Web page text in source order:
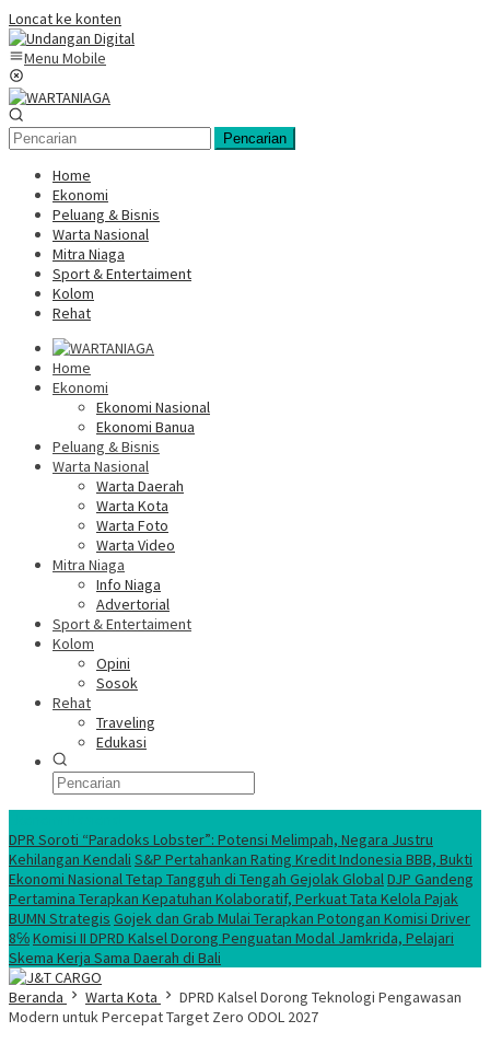
Loncat ke konten
Menu Mobile
Pencarian
Home
Ekonomi
Peluang & Bisnis
Warta Nasional
Mitra Niaga
Sport & Entertaiment
Kolom
Rehat
Home
Ekonomi
Ekonomi Nasional
Ekonomi Banua
Peluang & Bisnis
Warta Nasional
Warta Daerah
Warta Kota
Warta Foto
Warta Video
Mitra Niaga
Info Niaga
Advertorial
Sport & Entertaiment
Kolom
Opini
Sosok
Rehat
Traveling
Edukasi
DPR Soroti “Paradoks Lobster”: Potensi Melimpah, Negara Justru
Kehilangan Kendali S&P Pertahankan Rating Kredit Indonesia BBB, Bukti
Ekonomi Nasional Tetap Tangguh di Tengah Gejolak GlobalDJP Gandeng
Pertamina Terapkan Kepatuhan Kolaboratif, Perkuat Tata Kelola Pajak
BUMN Strategis Gojek dan Grab Mulai Terapkan Potongan Komisi Driver
8℅Komisi II DPRD Kalsel Dorong Penguatan Modal Jamkrida, Pelajari
Skema Kerja Sama Daerah di Bali
Beranda
Warta Kota
DPRD Kalsel Dorong Teknologi Pengawasan
Modern untuk Percepat Target Zero ODOL 2027